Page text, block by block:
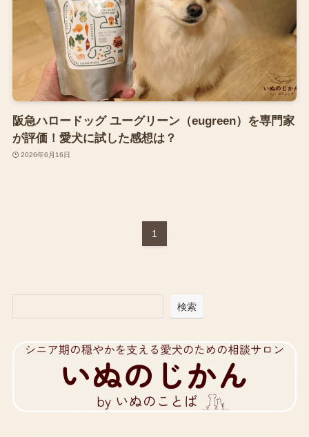
阪急ハロードッグ ユーグリーン（eugreen）を専門家
が評価！愛犬に試した感想は？
2026年6月16日
1
検索